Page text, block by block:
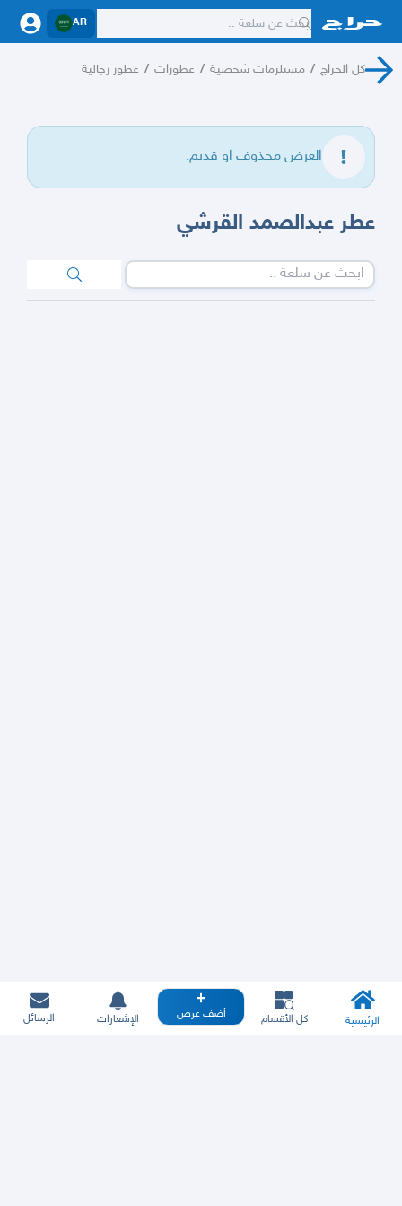
AR
كل الحراج / مستلزمات شخصية / عطورات / عطور رجالية
العرض محذوف او قديم.
عطر عبدالصمد القرشي
الرئيسية كل الأقسام أضف عرض الإشعارات الرسائل